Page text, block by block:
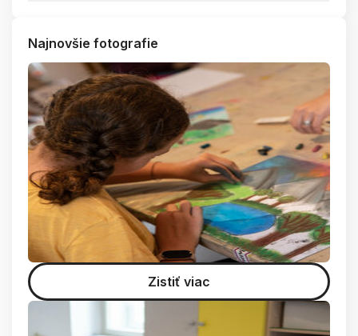
Najnovšie fotografie
Zistiť viac